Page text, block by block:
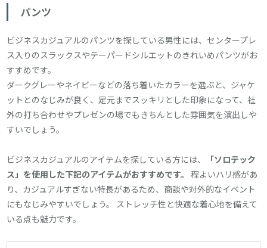
パンツ
ビジネスカジュアルのパンツを探している男性には、センタープレ
ス入りのスラックスやテーパードシルエットのきれいめパンツがお
すすめです。
ダークグレーやネイビーなどの落ち着いたカラーを選ぶと、ジャケ
ットとのなじみが良く、足元までスッキリとした印象になって、社
外の打ち合わせやプレゼンの場でもきちんとした雰囲気を演出しや
すいでしょう。
ビジネスカジュアルのアイテムを探している方には、
「ソロテック
ス」を使用した下記のアイテムがおすすめです。程よいハリ感があ
り、カジュアルすぎない特長があるため、商談や対外的なイベント
にもなじみやすいでしょう。 ストレッチ性と快適な着心地を備えて
いる点も魅力です。